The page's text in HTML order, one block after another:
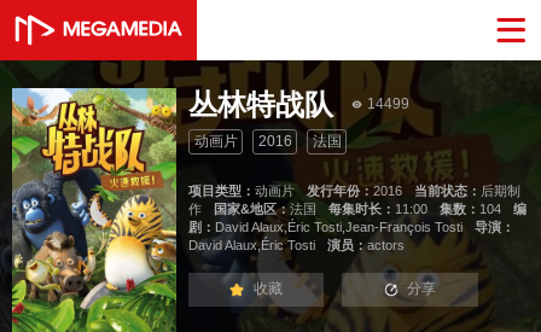
丛林特战队 14499
动画片 2016 法国
项目类型： 动画片 发行年份： 2016 当前状态： 后期制
作
国家&地区：法国 每集时长： 11:00 集数： 104
编
剧： David Alaux,Éric Tosti,Jean-François Tosti
导演：
David Alaux,Éric Tosti
演员：actors
收藏 分享